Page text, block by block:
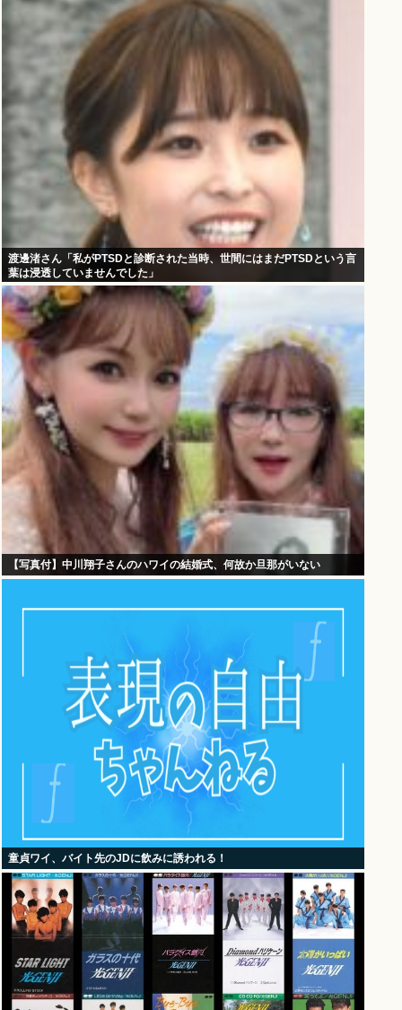
渡邊渚さん「私がPTSDと診断された当時、世間にはまだPTSDという言
葉は浸透していませんでした」
【写真付】中川翔子さんのハワイの結婚式、何故か旦那がいない
童貞ワイ、バイト先のJDに飲みに誘われる！